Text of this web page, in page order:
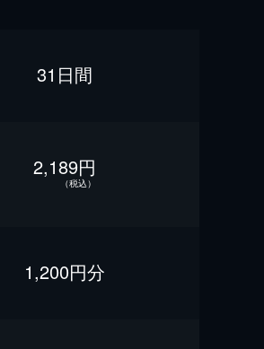
31日間
2,189円
（税込）
1,200円分